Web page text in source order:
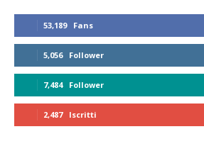
53,189 Fans
5,056 Follower
7,484 Follower
2,487 Iscritti